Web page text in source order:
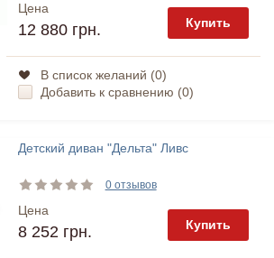
Цена
12 880 грн. Купить
В список желаний (0)
Добавить к сравнению (0)
Детский диван "Дельта" Ливс
0 отзывов
Цена
8 252 грн. Купить